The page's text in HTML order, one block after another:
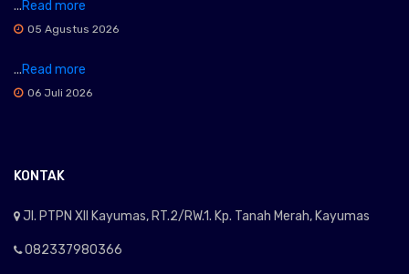
...Read more
05 Agustus 2026
...Read more
06 Juli 2026
KONTAK
Jl. PTPN XII Kayumas, RT.2/RW.1. Kp. Tanah Merah, Kayumas
082337980366